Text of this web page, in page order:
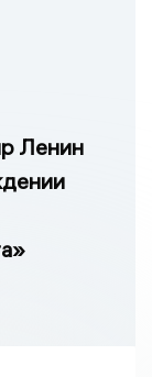
Ленин